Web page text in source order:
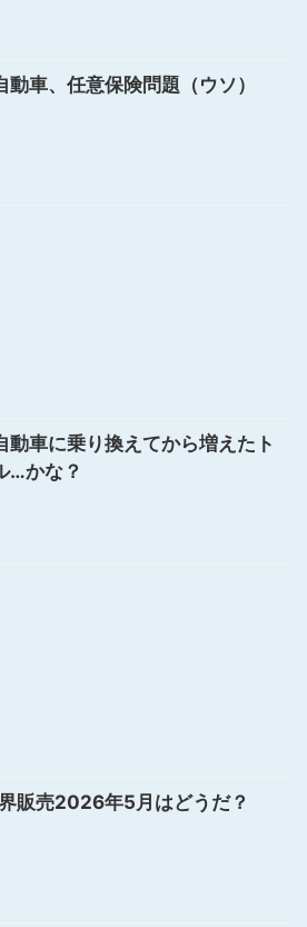
動車、任意保険問題（ウソ）
動車に乗り換えてから増えたト
…かな？
販売2026年5月はどうだ？